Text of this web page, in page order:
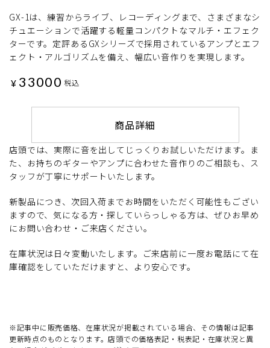
GX-1は、練習からライブ、レコーディングまで、さまざまなシ
チュエーションで活躍する軽量コンパクトなマルチ・エフェク
ターです。定評あるGXシリーズで採用されているアンプとエフ
ェクト・アルゴリズムを備え、幅広い音作りを実現します。
¥ 33000 税込
商品詳細
店頭では、実際に音を出してじっくりお試しいただけます。ま
た、お持ちのギターやアンプに合わせた音作りのご相談も、ス
タッフが丁寧にサポートいたします。
新製品につき、次回入荷までお時間をいただく可能性もござい
ますので、気になる方・探していらっしゃる方は、ぜひお早め
にお問い合わせ・ご来店ください。
在庫状況は日々変動いたします。ご来店前に一度お電話にて在
庫確認をしていただけますと、より安心です。
※記事中に販売価格、在庫状況が掲載されている場合、その情報は記事
更新時点のものとなります。店頭での価格表記・税表記・在庫状況と異